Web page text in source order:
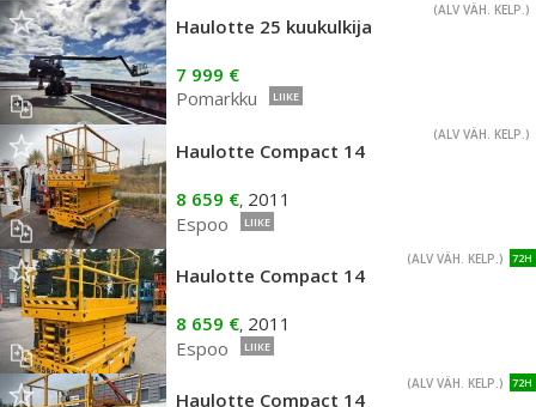
(ALV VÄH. KELP.)
Haulotte 25 kuukulkija
7 999 €
Pomarkku
LIIKE
(ALV VÄH. KELP.)
Haulotte Compact 14
8 659 €, 2011
Espoo
LIIKE
72H
(ALV VÄH. KELP.)
Haulotte Compact 14
8 659 €, 2011
Espoo
LIIKE
72H
(ALV VÄH. KELP.)
Haulotte Compact 14